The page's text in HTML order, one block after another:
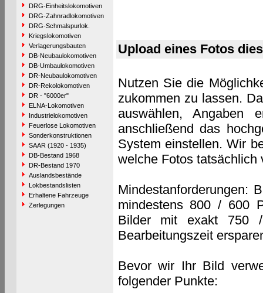
DRG-Einheitslokomotiven
DRG-Zahnradlokomotiven
DRG-Schmalspurlok.
Kriegslokomotiven
Verlagerungsbauten
DB-Neubaulokomotiven
DB-Umbaulokomotiven
DR-Neubaulokomotiven
DR-Rekolokomotiven
DR - "6000er"
ELNA-Lokomotiven
Industrielokomotiven
Feuerlose Lokomotiven
Sonderkonstruktionen
SAAR (1920 - 1935)
DB-Bestand 1968
DR-Bestand 1970
Auslandsbestände
Lokbestandslisten
Erhaltene Fahrzeuge
Zerlegungen
Upload eines Fotos
Nutzen Sie die
zukommen zu lassen.
auswählen, Angaben
anschließend das
System einstellen. Wir
welche Fotos tatsächlich
Mindestanforderungen:
mindestens 800 / 600
Bilder mit exakt 750
Bearbeitungszeit
Bevor wir Ihr Bild
folgender Punkte: